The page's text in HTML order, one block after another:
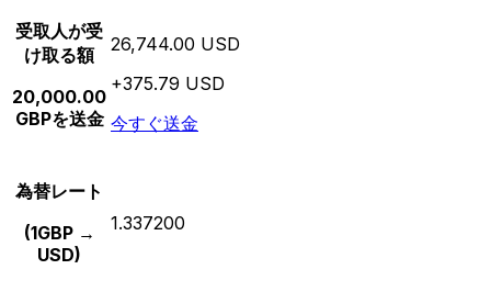
受取人が受
け取る額
20,000.00
GBPを送金
26,744.00 USD
+375.79 USD
今すぐ送金
為替レート
(1GBP →
USD)
1.337200